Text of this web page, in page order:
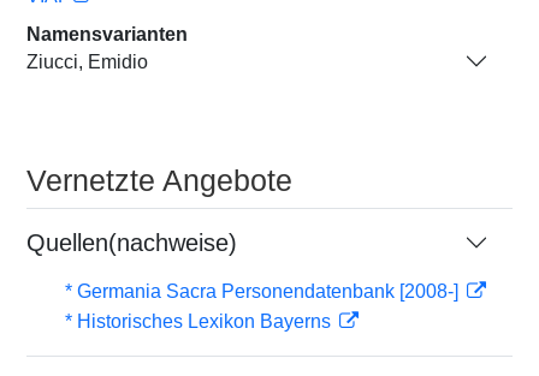
Namensvarianten
Ziucci, Emidio
Vernetzte Angebote
Quellen(nachweise)
* Germania Sacra Personendatenbank [2008-]
* Historisches Lexikon Bayerns